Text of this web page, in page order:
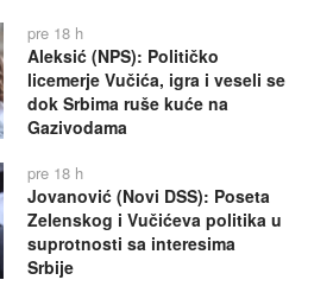
pre 18 h
Aleksić (NPS): Političko
licemerje Vučića, igra i veseli se
dok Srbima ruše kuće na
Gazivodama
pre 18 h
Jovanović (Novi DSS): Poseta
Zelenskog i Vučićeva politika u
suprotnosti sa interesima
Srbije